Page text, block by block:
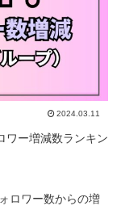
2024.03.11
ワー増減数ランキン
ロワー数からの増